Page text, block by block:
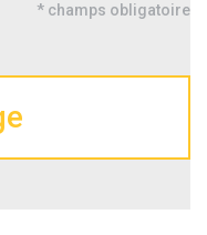
* champs obligatoire